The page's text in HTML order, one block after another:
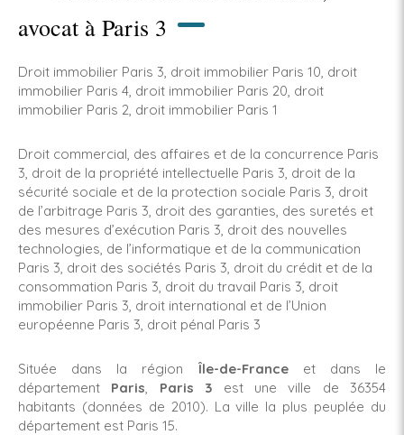
avocat à Paris 3
Droit immobilier Paris 3, droit immobilier Paris 10, droit
immobilier Paris 4, droit immobilier Paris 20, droit
immobilier Paris 2, droit immobilier Paris 1
Droit commercial, des affaires et de la concurrence Paris
3, droit de la propriété intellectuelle Paris 3, droit de la
sécurité sociale et de la protection sociale Paris 3, droit
de l’arbitrage Paris 3, droit des garanties, des suretés et
des mesures d’exécution Paris 3, droit des nouvelles
technologies, de l’informatique et de la communication
Paris 3, droit des sociétés Paris 3, droit du crédit et de la
consommation Paris 3, droit du travail Paris 3, droit
immobilier Paris 3, droit international et de l’Union
européenne Paris 3, droit pénal Paris 3
Située dans la région Île-de-Franceet dans le
département Paris, Paris 3 est une ville de 36354
habitants (données de 2010). La ville la plus peuplée du
département est Paris 15.